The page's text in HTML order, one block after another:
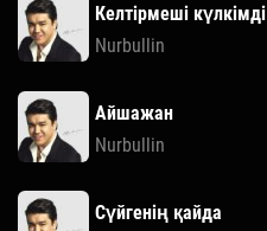
Келтірмеші күлкімді
Nurbullin
Айшажан
Nurbullin
Сүйгенің қайда